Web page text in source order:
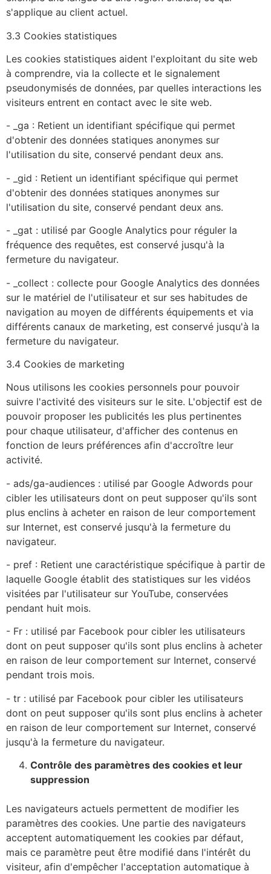
s'applique au client actuel.
3.3 Cookies statistiques
Les cookies statistiques aident l'exploitant du site web
à comprendre, via la collecte et le signalement
pseudonymisés de données, par quelles interactions les
visiteurs entrent en contact avec le site web.
- _ga : Retient un identifiant spécifique qui permet
d'obtenir des données statiques anonymes sur
l'utilisation du site, conservé pendant deux ans.
- _gid : Retient un identifiant spécifique qui permet
d'obtenir des données statiques anonymes sur
l'utilisation du site, conservé pendant deux ans.
- _gat : utilisé par Google Analytics pour réguler la
fréquence des requêtes, est conservé jusqu'à la
fermeture du navigateur.
- _collect : collecte pour Google Analytics des données
sur le matériel de l'utilisateur et sur ses habitudes de
navigation au moyen de différents équipements et via
différents canaux de marketing, est conservé jusqu'à la
fermeture du navigateur.
3.4 Cookies de marketing
Nous utilisons les cookies personnels pour pouvoir
suivre l'activité des visiteurs sur le site. L'objectif est de
pouvoir proposer les publicités les plus pertinentes
pour chaque utilisateur, d'afficher des contenus en
fonction de leurs préférences afin d'accroître leur
activité.
- ads/ga-audiences : utilisé par Google Adwords pour
cibler les utilisateurs dont on peut supposer qu'ils sont
plus enclins à acheter en raison de leur comportement
sur Internet, est conservé jusqu'à la fermeture du
navigateur.
- pref : Retient une caractéristique spécifique à partir de
laquelle Google établit des statistiques sur les vidéos
visitées par l'utilisateur sur YouTube, conservées
pendant huit mois.
- Fr : utilisé par Facebook pour cibler les utilisateurs
dont on peut supposer qu'ils sont plus enclins à acheter
en raison de leur comportement sur Internet, conservé
pendant trois mois.
- tr : utilisé par Facebook pour cibler les utilisateurs
dont on peut supposer qu'ils sont plus enclins à acheter
en raison de leur comportement sur Internet, conservé
jusqu'à la fermeture du navigateur.
Contrôle des paramètres des cookies et leur
suppression
Les navigateurs actuels permettent de modifier les
paramètres des cookies. Une partie des navigateurs
acceptent automatiquement les cookies par défaut,
mais ce paramètre peut être modifié dans l'intérêt du
visiteur, afin d'empêcher l'acceptation automatique à